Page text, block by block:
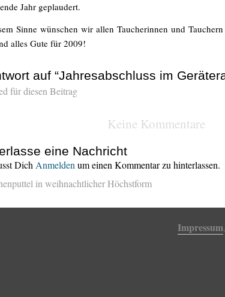
Jahr geplaudert.
Sinne wünschen wir allen Taucherinnen und
alles Gute für 2009!
auf “Jahresabschluss im
für diesen Beitrag
Keine Kommentare
eine Nachricht
Dich Anmelden um einen Kommentar zu hinterlassen.
in weihnachtlicher Höchstform
Impressum,